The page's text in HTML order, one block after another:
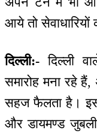
आये तो
दिल्ली:- दिल्ली
समारोह मना रहे
सहज फैलता है।
और डायमण्ड जुबली